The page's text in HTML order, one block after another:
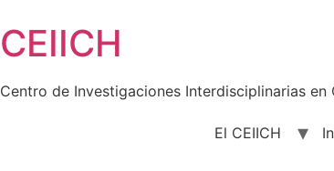
CEIICH
Centro de Investigaciones Interdisciplinarias en
El CEIICH